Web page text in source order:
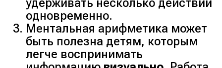
удерживать несколько действий
одновременно.
Ментальная арифметика может
быть полезна детям, которым
легче воспринимать